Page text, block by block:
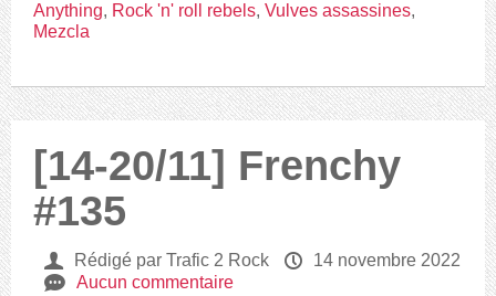
Anything, Rock 'n' roll rebels, Vulves assassines,
Mezcla
[14-20/11] Frenchy
#135
U Rédigé par Trafic 2 Rock P 14 novembre 2022
e Aucun commentaire